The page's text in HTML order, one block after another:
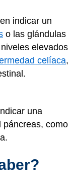
indicar un
o las glándulas
elevados
celíaca,
una
páncreas, como